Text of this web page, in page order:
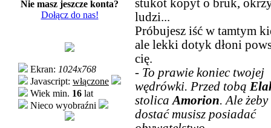
Nie masz jeszcze konta?
Dołącz do nas!
Ekran: 1024x768
Javascript: włączone
Wiek min. 16 lat
Nieco wyobraźni
stukot kopyt o bruk,
ludzi...
Próbujesz iść w tamtym
ale lekki dotyk dłoni
cię.
- To prawie koniec twojej
wędrówki. Przed tobą
stolica Amorion. Ale
dostać musisz posiadać